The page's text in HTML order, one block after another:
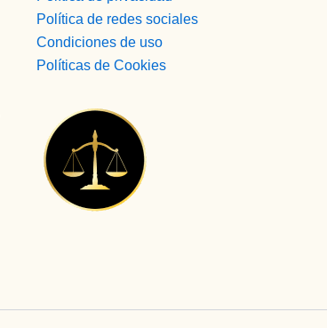
Política de redes sociales
Condiciones de uso
Políticas de Cookies